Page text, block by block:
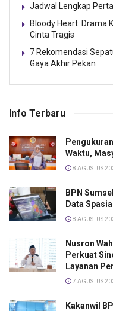
Jadwal Lengkap
Bloody Heart: Drama
Cinta Tragis
7 Rekomendasi
Gaya Akhir Pekan
Info Terbaru
Waktu,
8 AGUSTUS
BPN
Data
8 AGUSTUS
Nusron
Perkuat
Layanan
7 AGUSTUS
Kakanwil